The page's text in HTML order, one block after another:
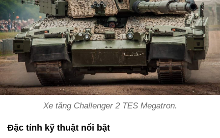
Xe tăng Challenger 2 TES Megatron.
Đặc tính kỹ thuật nổi bật